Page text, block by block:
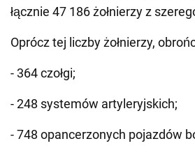
łącznie 47 186 żołnierzy z
Oprócz tej liczby żołnierzy,
- 364 czołgi;
- 248 systemów artyleryjskich;
- 748 opancerzonych pojazdów